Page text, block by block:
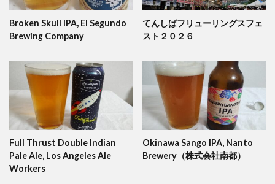
Broken Skull IPA, El Segundo
Brewing Company
てんしばフリューリングスフェ
スト２０２６
Full Thrust Double Indian
Pale Ale, Los Angeles Ale
Workers
Okinawa Sango IPA, Nanto
Brewery（株式会社南都）